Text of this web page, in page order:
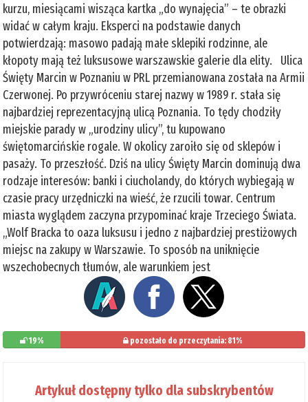
kurzu, miesiącami wisząca kartka „do wynajęcia” – te obrazki
widać w całym kraju. Eksperci na podstawie danych
potwierdzają: masowo padają małe sklepiki rodzinne, ale
kłopoty mają też luksusowe warszawskie galerie dla elity. Ulica
Święty Marcin w Poznaniu w PRL przemianowana została na Armii
Czerwonej. Po przywróceniu starej nazwy w 1989 r. stała się
najbardziej reprezentacyjną ulicą Poznania. To tędy chodziły
miejskie parady w „urodziny ulicy”, tu kupowano
świętomarcińskie rogale. W okolicy zaroiło się od sklepów i
pasaży. To przeszłość. Dziś na ulicy Święty Marcin dominują dwa
rodzaje interesów: banki i ciucholandy, do których wybiegają w
czasie pracy urzędniczki na wieść, że rzucili towar. Centrum
miasta wyglądem zaczyna przypominać kraje Trzeciego Świata.
„Wolf Bracka to oaza luksusu i jedno z najbardziej prestiżowych
miejsc na zakupy w Warszawie. To sposób na uniknięcie
wszechobecnych tłumów, ale warunkiem jest
19% pozostało do przeczytania: 81%
Artykuł dostępny tylko dla subskrybentów